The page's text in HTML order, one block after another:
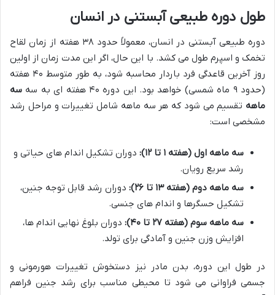
طول دوره طبیعی آبستنی در انسان
دوره طبیعی آبستنی در انسان، معمولاً حدود ۳۸ هفته از زمان لقاح
تخمک و اسپرم طول می کشد. با این حال، اگر این مدت زمان از اولین
روز آخرین قاعدگی فرد باردار محاسبه شود، به طور متوسط ۴۰ هفته
(حدود ۹ ماه شمسی) خواهد بود. این دوره ۴۰ هفته ای به سه
سه
ماهه تقسیم می شود که هر سه ماهه شامل تغییرات و مراحل رشد
مشخصی است:
سه ماهه اول (هفته ۱ تا ۱۲):
دوران تشکیل اندام های حیاتی و
رشد سریع رویان.
سه ماهه دوم (هفته ۱۳ تا ۲۶):
دوران رشد قابل توجه جنین،
تشکیل حسگرها و اندام های جنسی.
سه ماهه سوم (هفته ۲۷ تا ۴۰):
دوران بلوغ نهایی اندام ها،
افزایش وزن جنین و آمادگی برای تولد.
در طول این دوره، بدن مادر نیز دستخوش تغییرات هورمونی و
جسمی فراوانی می شود تا محیطی مناسب برای رشد جنین فراهم